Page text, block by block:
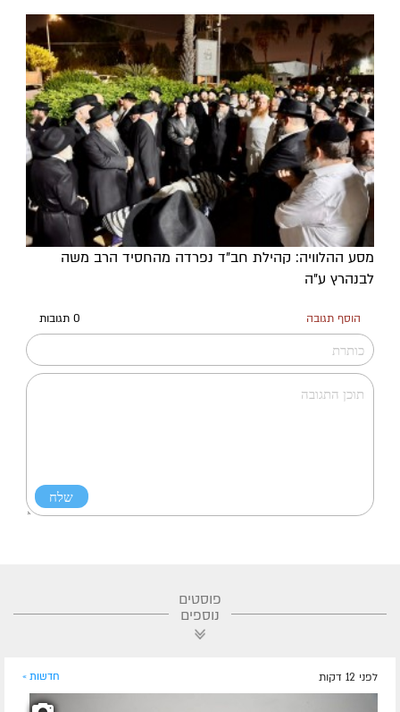
מסע ההלוויה: קהילת חב"ד נפרדה מהחסיד הרב משה
לבנהרץ ע"ה
הוסף תגובה 0 תגובות
פוסטים
נוספים
לפני 12 דקות חדשות »